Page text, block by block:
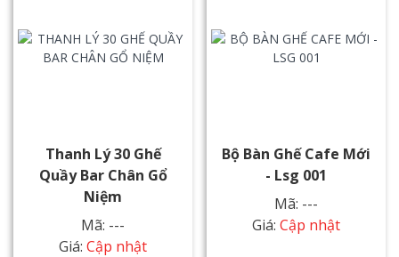
Thanh Lý 30 Ghế
Quầy Bar Chân Gổ
Niệm
Mã: ---
Giá: Cập nhật
Bộ Bàn Ghế Cafe Mới
- Lsg 001
Mã: ---
Giá: Cập nhật